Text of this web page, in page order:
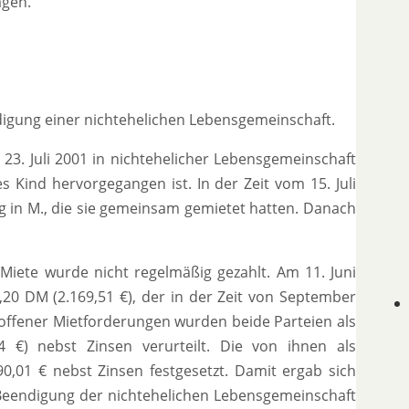
einer nichtehelichen Lebensgemeinschaft.
Juli 2001 in nichtehelicher Lebensgemeinschaft
Kind hervorgegangen ist. In der Zeit vom 15. Juli
M., die sie gemeinsam gemietet hatten. Danach
wurde nicht regelmäßig gezahlt. Am 11. Juni
DM (2.169,51 €), der in der Zeit von September
Mietforderungen wurden beide Parteien als
€) nebst Zinsen verurteilt. Die von ihnen als
€ nebst Zinsen festgesetzt. Damit ergab sich
der nichtehelichen Lebensgemeinschaft